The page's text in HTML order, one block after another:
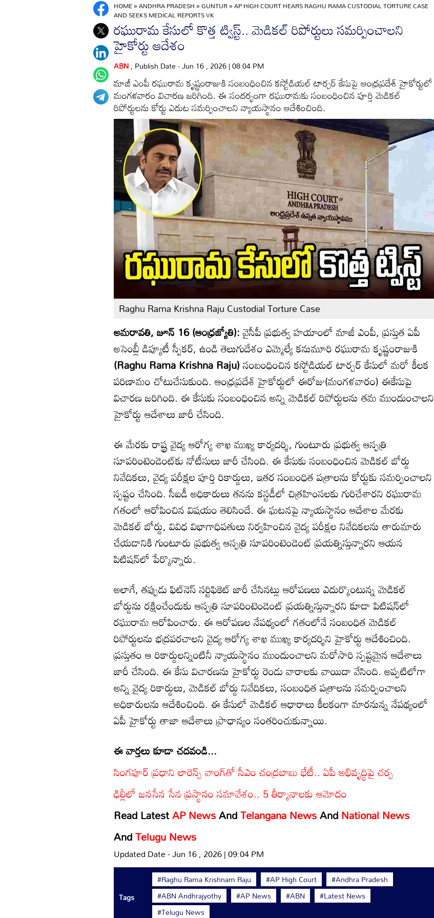
HOME»ANDHRA PRADESH»GUNTUR»AP HIGH COURT HEARS RAGHU RAMA CUSTODIAL TORTURE CASE
AND SEEKS MEDICAL REPORTS VK
రఘురామ కేసులో కొత్త ట్విస్ట్.. మెడికల్ రిపోర్టులు సమర్పించాలని
హైకోర్టు ఆదేశం
ABN, Publish Date - Jun 16 , 2026 | 08:04 PM
మాజీ ఎంపీ రఘురామ కృష్ణంరాజుకి సంబంధించిన కస్టోడియల్ టార్చర్ కేసుపై ఆంధ్రప్రదేశ్ హైకోర్టులో
మంగళవారం విచారణ జరిగింది. ఈ సందర్భంగా రఘురామకు సంబంధించిన పూర్తి మెడికల్
రిపోర్టులను కోర్టు ఎదుట సమర్పించాలని న్యాయస్థానం ఆదేశించింది.
Raghu Rama Krishna Raju Custodial Torture Case
అమరావతి, జూన్ 16 (ఆంధ్రజ్యోతి):వైసీపీ ప్రభుత్వ హయాంలో మాజీ ఎంపీ, ప్రస్తుత ఏపీ
అసెంబ్లీ డిప్యూటీ స్పీకర్, ఉండి తెలుగుదేశం ఎమ్మెల్యే కనుమూరి రఘురామ కృష్ణంరాజుకి
(Raghu Rama Krishna Raju)సంబంధించిన కస్టోడియల్ టార్చర్ కేసులో మరో కీలక
పరిణామం చోటుచేసుకుంది. ఆంధ్రప్రదేశ్ హైకోర్టులో ఈరోజు(మంగళవారం) ఈకేసుపై
విచారణ జరిగింది. ఈ కేసుకు సంబంధించిన అన్ని మెడికల్ రిపోర్టులను తమ ముందుంచాలని
హైకోర్టు ఆదేశాలు జారీ చేసింది.
ఈ మేరకు రాష్ట్ర వైద్య ఆరోగ్య శాఖ ముఖ్య కార్యదర్శి, గుంటూరు ప్రభుత్వ ఆస్పత్రి
సూపరింటెండెంట్‌కు నోటీసులు జారీ చేసింది. ఈ కేసుకు సంబంధించిన మెడికల్ బోర్డు
నివేదికలు, వైద్య పరీక్షల పూర్తి రికార్డులు, ఇతర సంబంధిత పత్రాలను కోర్టుకు సమర్పించాలని
స్పష్టం చేసింది. సీఐడీ అధికారులు తనను కస్టడీలో చిత్రహింసలకు గురిచేశారని రఘురామ
గతంలో ఆరోపించిన విషయం తెలిసిందే. ఈ ఘటనపై న్యాయస్థానం ఆదేశాల మేరకు
మెడికల్ బోర్డు, వివిధ విభాగాధిపతులు నిర్వహించిన వైద్య పరీక్షల నివేదికలను తారుమారు
చేయడానికి గుంటూరు ప్రభుత్వ ఆస్పత్రి సూపరింటెండెంట్ ప్రయత్నిస్తున్నారని ఆయన
పిటిషన్‌లో పేర్కొన్నారు.
అలాగే, తప్పుడు ఫిట్‌నెస్ సర్టిఫికెట్ జారీ చేసినట్లు ఆరోపణలు ఎదుర్కొంటున్న మెడికల్
బోర్డును రక్షించేందుకు ఆస్పత్రి సూపరింటెండెంట్ ప్రయత్నిస్తున్నారని కూడా పిటిషన్‌లో
రఘురామ ఆరోపించారు. ఈ ఆరోపణల నేపథ్యంలో గతంలోనే సంబంధిత మెడికల్
రిపోర్టులను భద్రపరచాలని వైద్య ఆరోగ్య శాఖ ముఖ్య కార్యదర్శిని హైకోర్టు ఆదేశించింది.
ప్రస్తుతం ఆ రికార్డులన్నింటినీ న్యాయస్థానం ముందుంచాలని మరోసారి స్పష్టమైన ఆదేశాలు
జారీ చేసింది. ఈ కేసు విచారణను హైకోర్టు రెండు వారాలకు వాయిదా వేసింది. అప్పటిలోగా
అన్ని వైద్య రికార్డులు, మెడికల్ బోర్డు నివేదికలు, సంబంధిత పత్రాలను సమర్పించాలని
అధికారులను ఆదేశించింది. ఈ కేసులో మెడికల్ ఆధారాలు కీలకంగా మారనున్న నేపథ్యంలో
ఏపీ హైకోర్టు తాజా ఆదేశాలు ప్రాధాన్యం సంతరించుకున్నాయి.
ఈ వార్తలు కూడా చదవండి...
సింగపూర్ ప్రధాని లారెన్స్ వాంగ్‌తో సీఎం చంద్రబాబు భేటీ.. ఏపీ అభివృద్ధిపై చర్చ
ఢిల్లీలో జనసేన సేన ప్రస్థానం సమావేశం.. 5 తీర్మానాలకు ఆమోదం
Read LatestAP NewsAndTelangana NewsAndNational News
AndTelugu News
Updated Date - Jun 16 , 2026 | 09:04 PM
Tags
#Raghu Rama Krishnam Raju #AP High Court
#Andhra Pradesh
#ABN Andhrajyothy
#AP News #ABN
#Latest News
#Telugu News